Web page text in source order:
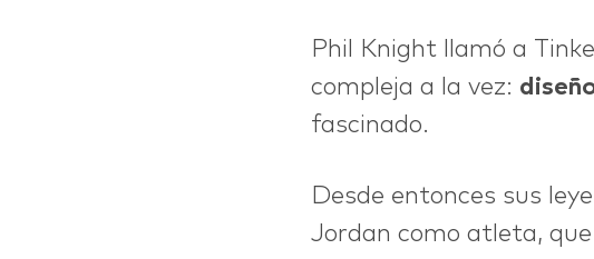
Phil Knight llamó a
compleja a la vez:
fascinado.
Desde entonces sus
Jordan como atleta,